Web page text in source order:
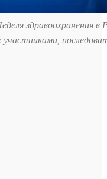
здравоохранения в